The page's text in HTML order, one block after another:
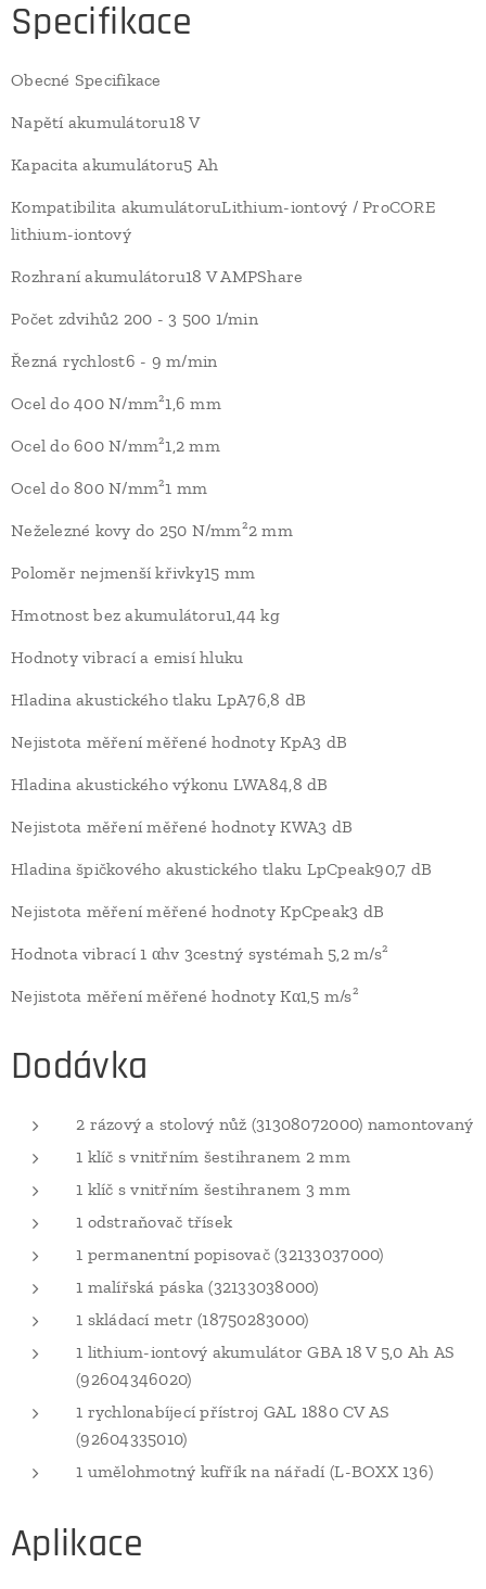
Specifikace
Obecné Specifikace
Napětí akumulátoru18 V
Kapacita akumulátoru5 Ah
Kompatibilita akumulátoruLithium-iontový / ProCORE
lithium-iontový
Rozhraní akumulátoru18 V AMPShare
Počet zdvihů2 200 - 3 500 1/min
Řezná rychlost6 - 9 m/min
Ocel do 400 N/mm²1,6 mm
Ocel do 600 N/mm²1,2 mm
Ocel do 800 N/mm²1 mm
Neželezné kovy do 250 N/mm²2 mm
Poloměr nejmenší křivky15 mm
Hmotnost bez akumulátoru1,44 kg
Hodnoty vibrací a emisí hluku
Hladina akustického tlaku LpA76,8 dB
Nejistota měření měřené hodnoty KpA3 dB
Hladina akustického výkonu LWA84,8 dB
Nejistota měření měřené hodnoty KWA3 dB
Hladina špičkového akustického tlaku LpCpeak90,7 dB
Nejistota měření měřené hodnoty KpCpeak3 dB
Hodnota vibrací 1 αhv 3cestný systémah 5,2 m/s²
Nejistota měření měřené hodnoty Kα1,5 m/s²
Dodávka
2 rázový a stolový nůž (31308072000) namontovaný
1 klíč s vnitřním šestihranem 2 mm
1 klíč s vnitřním šestihranem 3 mm
1 odstraňovač třísek
1 permanentní popisovač (32133037000)
1 malířská páska (32133038000)
1 skládací metr (18750283000)
1 lithium-iontový akumulátor GBA 18 V 5,0 Ah AS
(92604346020)
1 rychlonabíjecí přístroj GAL 1880 CV AS
(92604335010)
1 umělohmotný kufřík na nářadí (L-BOXX 136)
Aplikace